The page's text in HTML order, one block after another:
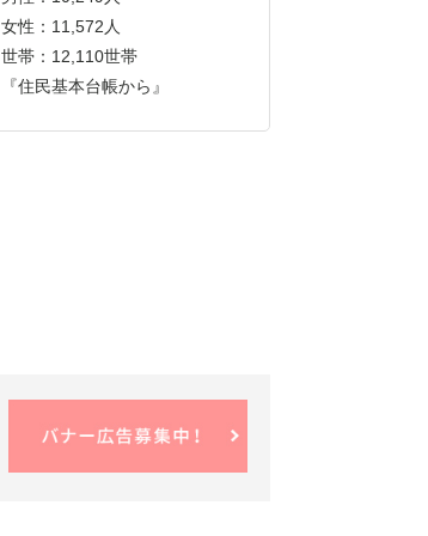
女性：11,572人
世帯：12,110世帯
『住民基本台帳から』